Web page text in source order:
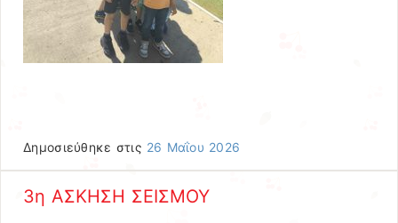
Δημοσιεύθηκε στις 26 Μαΐου 2026
3η ΑΣΚΗΣΗ ΣΕΙΣΜΟΥ